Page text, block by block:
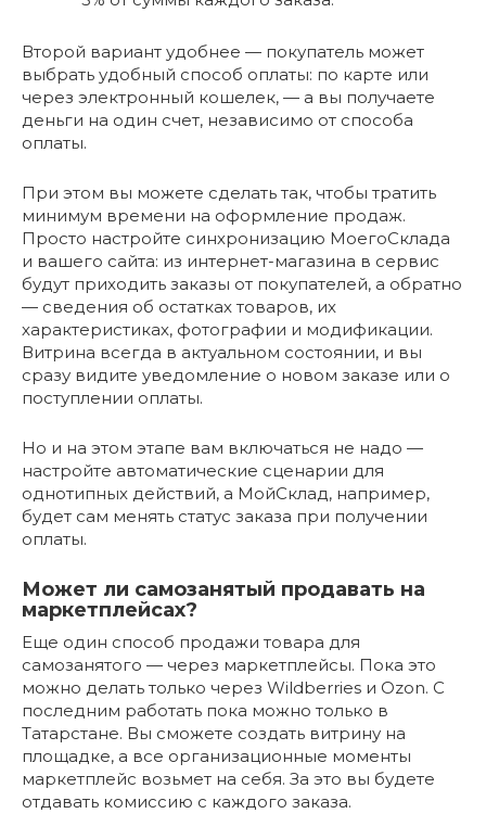
Второй вариант удобнее — покупатель может
выбрать удобный способ оплаты: по карте или
через электронный кошелек, — а вы получаете
деньги на один счет, независимо от способа
оплаты.
При этом вы можете сделать так, чтобы тратить
минимум времени на оформление продаж.
Просто настройте синхронизацию МоегоСклада
и вашего сайта: из интернет-магазина в сервис
будут приходить заказы от покупателей, а обратно
— сведения об остатках товаров, их
характеристиках, фотографии и модификации.
Витрина всегда в актуальном состоянии, и вы
сразу видите уведомление о новом заказе или о
поступлении оплаты.
Но и на этом этапе вам включаться не надо —
настройте автоматические сценарии для
однотипных действий, а МойСклад, например,
будет сам менять статус заказа при получении
оплаты.
Может ли самозанятый продавать на
маркетплейсах?
Еще один способ продажи товара для
самозанятого — через маркетплейсы. Пока это
можно делать только через Wildberries и Ozon. С
последним работать пока можно только в
Татарстане. Вы сможете создать витрину на
площадке, а все организационные моменты
маркетплейс возьмет на себя. За это вы будете
отдавать комиссию с каждого заказа.